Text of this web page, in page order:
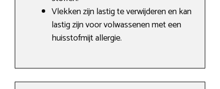
Vlekken zijn lastig te verwijderen en kan
lastig zijn voor volwassenen met een
huisstofmijt allergie.